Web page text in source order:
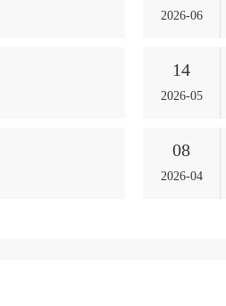
2026-06
14
2026-05
08
2026-04